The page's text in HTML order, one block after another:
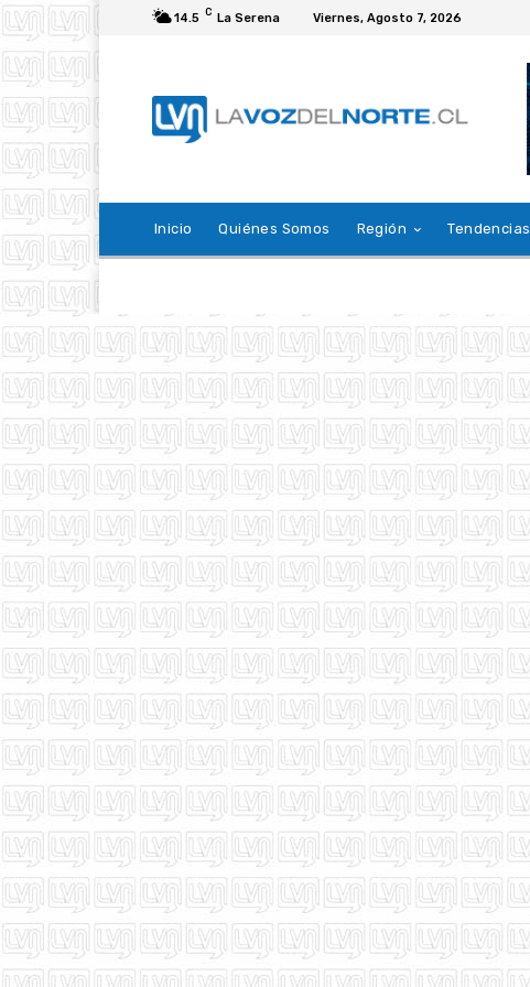
14.5 C La Serena Viernes, Agosto 7, 2026
Inicio Quiénes Somos Región Tendencias